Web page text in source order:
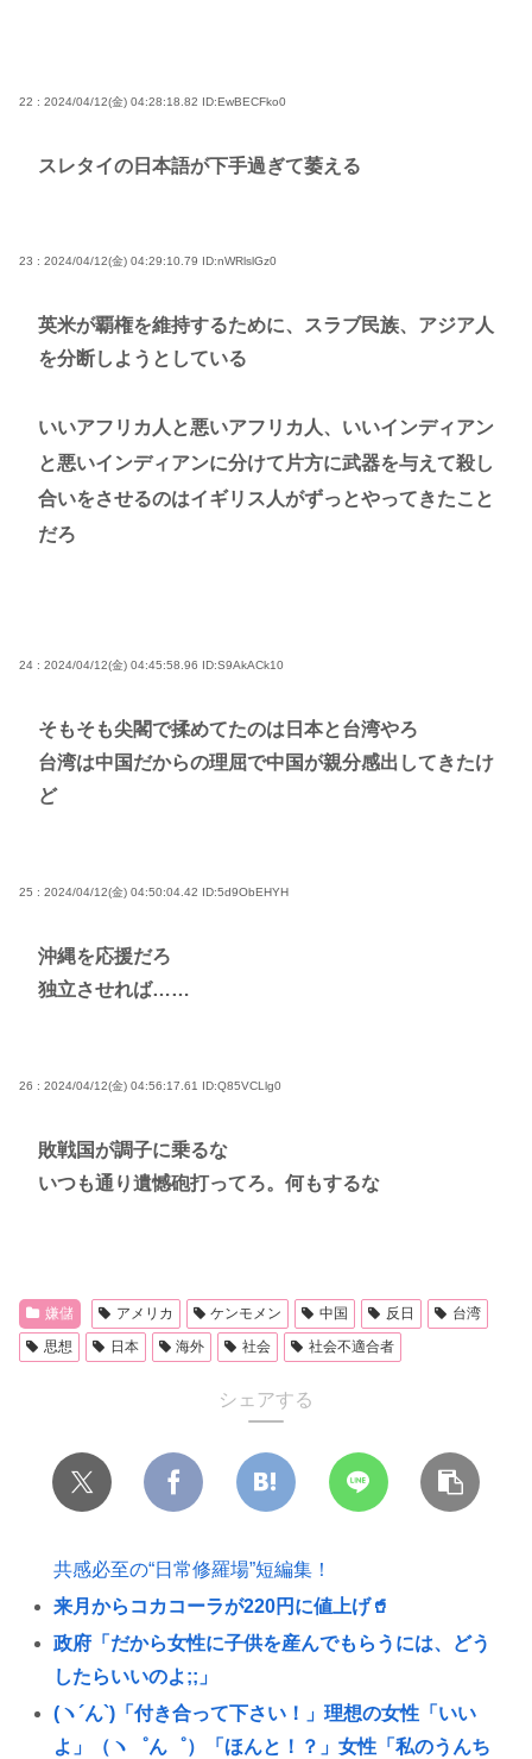
22 : 2024/04/12(金) 04:28:18.82 ID:EwBECFko0
スレタイの日本語が下手過ぎて萎える
23 : 2024/04/12(金) 04:29:10.79 ID:nWRlslGz0
英米が覇権を維持するために、スラブ民族、アジア人
を分断しようとしている
いいアフリカ人と悪いアフリカ人、いいインディアン
と悪いインディアンに分けて片方に武器を与えて殺し
合いをさせるのはイギリス人がずっとやってきたこと
だろ
24 : 2024/04/12(金) 04:45:58.96 ID:S9AkACk10
そもそも尖閣で揉めてたのは日本と台湾やろ
台湾は中国だからの理屈で中国が親分感出してきたけ
ど
25 : 2024/04/12(金) 04:50:04.42 ID:5d9ObEHYH
沖縄を応援だろ
独立させれば……
26 : 2024/04/12(金) 04:56:17.61 ID:Q85VCLlg0
敗戦国が調子に乗るな
いつも通り遺憾砲打ってろ。何もするな
嫌儲 アメリカ ケンモメン 中国 反日
台湾
思想
日本 海外 社会 社会不適合者
シェアする
共感必至の“日常修羅場”短編集！
来月からコカコーラが220円に値上げ🥤
政府「だから女性に子供を産んでもらうには、どう
したらいいのよ;;」
(ヽ´ん`)「付き合って下さい！」理想の女性「いい
よ」（ヽ゜ん゜）「ほんと！？」女性「私のうんち